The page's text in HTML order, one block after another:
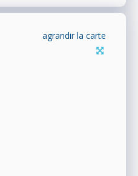
agrandir la carte